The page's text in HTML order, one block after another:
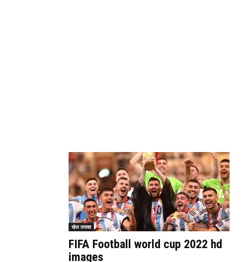
खेल तमाशा
FIFA Football world cup 2022 hd
images